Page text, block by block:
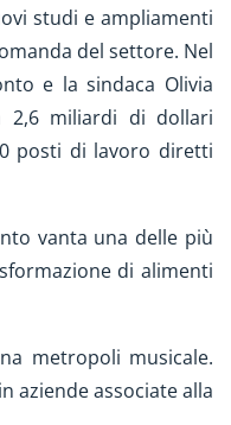
studi e ampliamenti
del settore. Nel
e la sindaca Olivia
2,6 miliardi di dollari
posti di lavoro diretti
vanta una delle più
di alimenti
metropoli musicale.
aziende associate alla